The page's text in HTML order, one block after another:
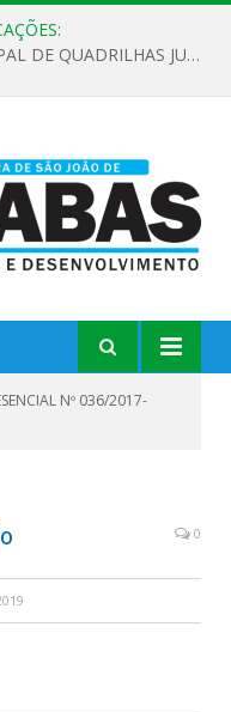
REGULAMENTO – V INTERMUNICIPAL DE QUADRILHAS JUNINAS 2026
Nº 036/2017-
0